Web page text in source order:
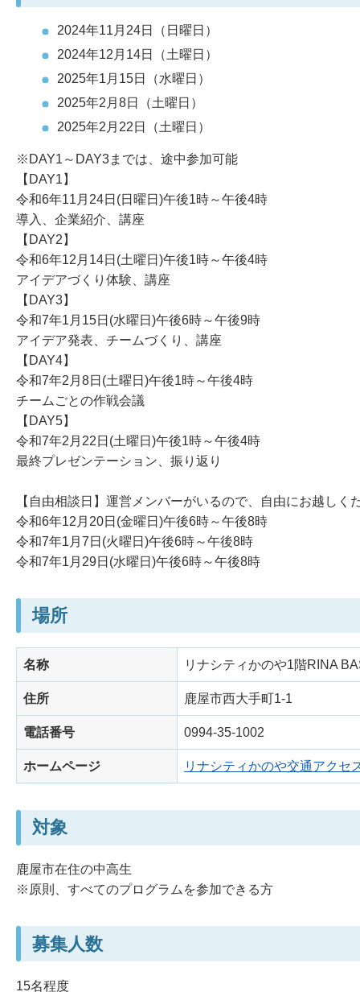
2024年11月24日（日曜日）
2024年12月14日（土曜日）
2025年1月15日（水曜日）
2025年2月8日（土曜日）
2025年2月22日（土曜日）
※DAY1～DAY3までは、途中参加可能
【DAY1】
令和6年11月24日(日曜日)午後1時～午後4時
導入、企業紹介、講座
【DAY2】
令和6年12月14日(土曜日)午後1時～午後4時
アイデアづくり体験、講座
【DAY3】
令和7年1月15日(水曜日)午後6時～午後9時
アイデア発表、チームづくり、講座
【DAY4】
令和7年2月8日(土曜日)午後1時～午後4時
チームごとの作戦会議
【DAY5】
令和7年2月22日(土曜日)午後1時～午後4時
最終プレゼンテーション、振り返り
【自由相談日】運営メンバーがいるので、自由にお越しく
令和6年12月20日(金曜日)午後6時～午後8時
令和7年1月7日(火曜日)午後6時～午後8時
令和7年1月29日(水曜日)午後6時～午後8時
場所
名称 リナシティかのや1階RINA
住所 鹿屋市西大手町1-1
電話番号 0994-35-1002
ホームページ リナシティかのや交通アクセ
対象
鹿屋市在住の中高生
※原則、すべてのプログラムを参加できる方
募集人数
15名程度